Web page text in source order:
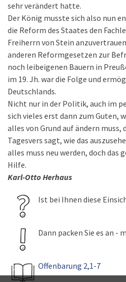
sehr verändert hatte.
Der König musste sich also nun
die Reform des Staates den
Freiherrn von Stein
anderen Reformgesetzen zur
noch leibeigenen Bauern in
im 19. Jh. war die Folge und
Deutschlands.
Nicht nur in der Politik, auch im
sich vieles erst dann zum Guten,
alles von Grund auf ändern muss,
Tagesvers sagt, wie das
alles muss neu werden, doch das
Hilfe.
Karl-Otto Herhaus
Ist bei Ihnen diese
Dann packen Sie es an -
Offenbarung 2,1-7